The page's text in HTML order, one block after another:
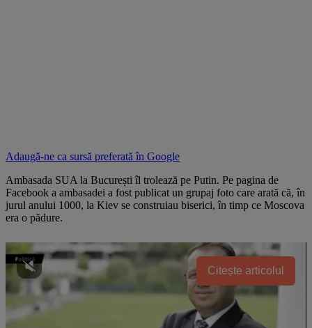
Adaugă-ne ca sursă preferată în Google
Ambasada SUA la București îl trolează pe Putin. Pe pagina de
Facebook a ambasadei a fost publicat un grupaj foto care arată că, în
jurul anului 1000, la Kiev se construiau biserici, în timp ce Moscova
era o pădure.
Citește articolul